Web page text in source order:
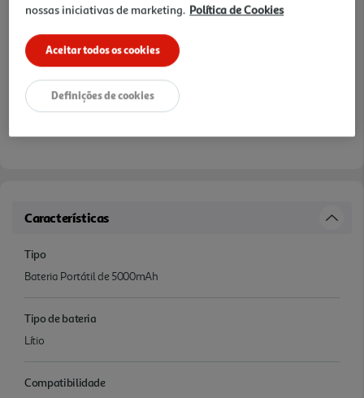
19,99 €
Receba em casa a 11/08/2026, se encomendar até às 12h.
Recolha em loja Express*
3hRecolha Drive
*Mediante disponibilidade de slot de entrega e stock em loja.
Características
Tipo
Bateria Portátil de 5000mAh
Tipo de bateria
Lítio
Compatibilidade
nossas iniciativas de marketing. Política de Cookies
Aceitar todos os cookies
Definições de cookies